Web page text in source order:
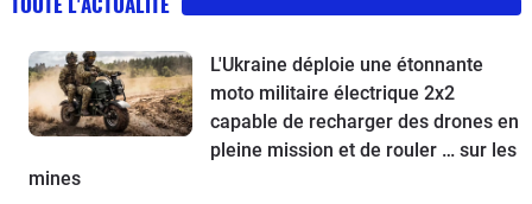
L'Ukraine déploie une étonnante
moto militaire électrique 2x2
capable de recharger des drones en
pleine mission et de rouler … sur les
mines